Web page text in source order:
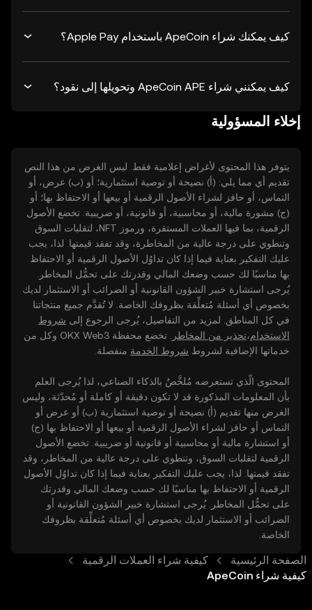
كيف يمكنك شراء ApeCoin باستخدام Apple Pay؟
كيف يمكنني شراء ApeCoin APE وتحويلها إلى نقود؟
إخلاء المسؤولية
يتوفر هذا المحتوى لأغراض إعلامية فقط. ليس الغرض من هذا النص
تقديم أي مما يلي: (أ) نصيحة أو توصية استثمارية؛ أو (ب) عرض، أو
التماس، أو حافز لشراء الأصول الرقمية أو بيعها أو الاحتفاظ بها؛ أو
(ج) مشورة مالية، أو محاسبية، أو قانونية، أو ضريبية. تخضع الأصول
الرقمية، بما فيها العملات المستقرة، ورموز NFT، لتقلبات السوق
وتنطوي على درجة عالية من المخاطرة، وقد تفقد قيمتها. لذا، يجب
عليك التفكير بعناية فيما إذا كان تداوُل الأصول الرقمية أو الاحتفاظ
بها مناسبًا لك حسب وضعك المالي وقدرتك على تحمُّل المخاطر.
يُرجى استشارة خبير الشؤون القانونية أو الضرائب أو الاستثمار لديك
بخصوص أي أسئلة مُتعلِّقة بظروفك الخاصة. لا تُقدَّم جميع منتجاتنا
في كل المناطق. لمزيد من التفاصيل، يُرجى الرجوع إلى شروط
الاستخدام،تحذير من المخاطر
. تخضع محفظة OKX Web3 وكل من
خدماتها الإضافية لشروط شروط الخدمة منفصلة.
المحتوى الّذي تستعرضه مُلخَّصٌ بالذكاء الصناعي، لذا يُرجى العلم
بأن المعلومات المذكورة قد لا تكون دقيقة أو كاملة أو مُحدّثة، وليس
الغرض منها تقديم (أ) نصيحة أو توصية استثمارية (ب) أو عرض أو
التماس أو حافز لشراء الأصول الرقمية أو بيعها أو الاحتفاظ بها (ج)
أو استشارة مالية أو محاسبية أو قانونية أو ضريبية. تخضع الأصول
الرقمية لتقلبات السوق، وتنطوي على درجة عالية من المخاطر، وقد
تفقد قيمتها. لذا، يجب عليك التفكير بعناية فيما إذا كان تداوُل الأصول
الرقمية أو الاحتفاظ بها مناسبًا لك حسب وضعك المالي وقدرتك
على تحمُّل المخاطر. يُرجى استشارة خبير الشؤون القانونية أو
الضرائب أو الاستثمار لديك بخصوص أي أسئلة مُتعلِّقة بظروفك
الخاصة.
الصفحة الرئيسية
كيفية شراء العملات الرقمية
كيفية شراء ApeCoin